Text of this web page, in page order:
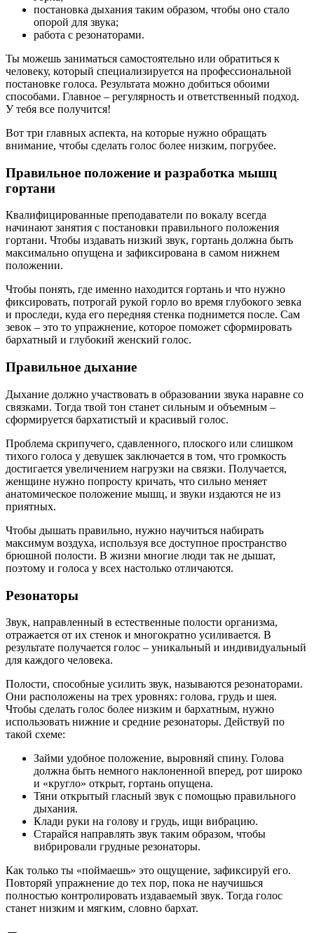
постановка дыхания таким образом, чтобы оно стало
опорой для звука;
работа с резонаторами.
Ты можешь заниматься самостоятельно или обратиться к
человеку, который специализируется на профессиональной
постановке голоса. Результата можно добиться обоими
способами. Главное – регулярность и ответственный подход.
У тебя все получится!
Вот три главных аспекта, на которые нужно обращать
внимание, чтобы сделать голос более низким, погрубее.
Правильное положение и разработка мышц
гортани
Квалифицированные преподаватели по вокалу всегда
начинают занятия с постановки правильного положения
гортани. Чтобы издавать низкий звук, гортань должна быть
максимально опущена и зафиксирована в самом нижнем
положении.
Чтобы понять, где именно находится гортань и что нужно
фиксировать, потрогай рукой горло во время глубокого зевка
и проследи, куда его передняя стенка поднимется после. Сам
зевок – это то упражнение, которое поможет сформировать
бархатный и глубокий женский голос.
Правильное дыхание
Дыхание должно участвовать в образовании звука наравне со
связками. Тогда твой тон станет сильным и объемным –
сформируется бархатистый и красивый голос.
Проблема скрипучего, сдавленного, плоского или слишком
тихого голоса у девушек заключается в том, что громкость
достигается увеличением нагрузки на связки. Получается,
женщине нужно попросту кричать, что сильно меняет
анатомическое положение мышц, и звуки издаются не из
приятных.
Чтобы дышать правильно, нужно научиться набирать
максимум воздуха, используя все доступное пространство
брюшной полости. В жизни многие люди так не дышат,
поэтому и голоса у всех настолько отличаются.
Резонаторы
Звук, направленный в естественные полости организма,
отражается от их стенок и многократно усиливается. В
результате получается голос – уникальный и индивидуальный
для каждого человека.
Полости, способные усилить звук, называются резонаторами.
Они расположены на трех уровнях: голова, грудь и шея.
Чтобы сделать голос более низким и бархатным, нужно
использовать нижние и средние резонаторы. Действуй по
такой схеме:
Займи удобное положение, выровняй спину. Голова
должна быть немного наклоненной вперед, рот широко
и «кругло» открыт, гортань опущена.
Тяни открытый гласный звук с помощью правильного
дыхания.
Клади руки на голову и грудь, ищи вибрацию.
Старайся направлять звук таким образом, чтобы
вибрировали грудные резонаторы.
Как только ты «поймаешь» это ощущение, зафиксируй его.
Повторяй упражнение до тех пор, пока не научишься
полностью контролировать издаваемый звук. Тогда голос
станет низким и мягким, словно бархат.